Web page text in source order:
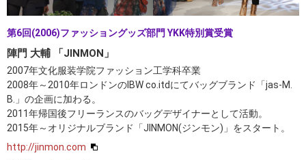
第6回(2006)ファッショングッズ部門 YKK特別賞受賞
陣門 大輔 「JINMON」
2007年文化服装学院ファッション工学科卒業
2008年～2010年ロンドンのIBW co.itdにてバッグブランド「jas-M.
B.」の企画に加わる。
2011年帰国後フリーランスのバッグデザイナーとして活動。
2015年～オリジナルブランド「JINMON(ジンモン)」をスタート。
http://jinmon.com